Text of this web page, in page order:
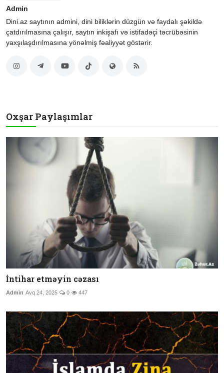
Admin
Dini.az saytının admini, dini biliklərin düzgün və faydalı şəkildə
çatdırılmasına çalışır, saytın inkişafı və istifadəçi təcrübəsinin
yaxşılaşdırılmasına yönəlmiş fəaliyyət göstərir.
Oxşar Paylaşımlar
İntihar etməyin cəzası
Admin Avq 24, 2025 0 447